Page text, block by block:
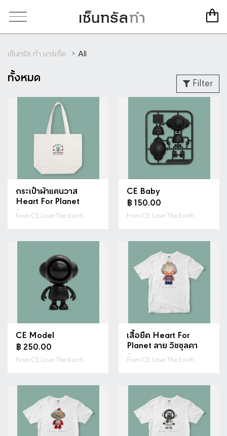
เซ็นทรัล ทำ มาร์เก็ต All
ทั้งหมด Filter
กระเป๋าผ้าแคนวาส
Heart For Planet
฿ 350.00
From CE Love The Earth,
CE Baby
฿ 150.00
From CE Love The Earth,
CE Model
฿ 250.00
From CE Love The Earth,
ดูรายละเอียด
เสื้อยืด Heart For
Planet ลาย วิชชุลดา
฿ 300.00
From CE Love The Earth,
ดูรายละเอียด